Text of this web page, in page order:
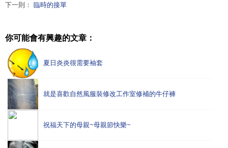
下一則： 臨時的接單
你可能會有興趣的文章：
夏日炎炎很需要袖套
就是喜歡自然風服裝修改工作室修補的牛仔褲
祝福天下的母親~母親節快樂~